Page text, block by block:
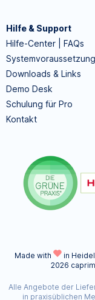
Hilfe & Support
Hilfe-Center | FAQs
Downloads & Links
Demo Desk
Schulung für Pro
Kontakt
Made with in
2026
Alle Angebote der
in praxisüblichen